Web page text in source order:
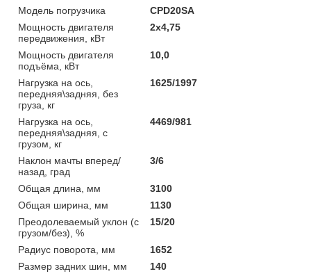
Модель погрузчика
CPD20SA
Мощность двигателя
передвижения, кВт
2х4,75
Мощность двигателя
подъёма, кВт
10,0
Нагрузка на ось,
передняя\задняя, без
груза, кг
1625/1997
Нагрузка на ось,
передняя\задняя, с
грузом, кг
4469/981
Наклон мачты вперед/
назад, град
3/6
Общая длина, мм
3100
Общая ширина, мм
1130
Преодолеваемый уклон (с
грузом/без), %
15/20
Радиус поворота, мм
1652
Размер задних шин, мм
140